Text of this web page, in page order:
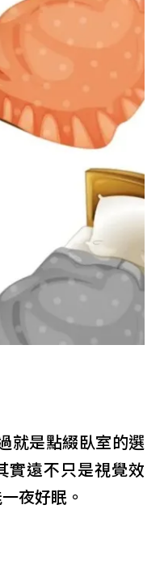
就是點綴臥室的選
實遠不只是視覺效
夜好眠。